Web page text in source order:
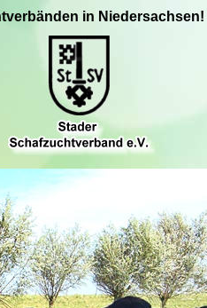
in Niedersachsen!